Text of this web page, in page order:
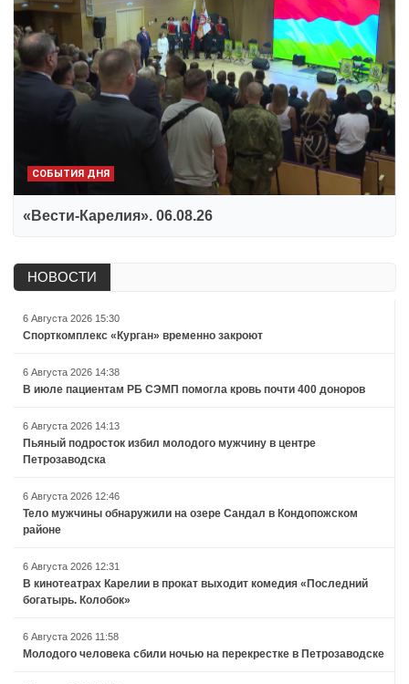
СОБЫТИЯ ДНЯ
«Вести-Карелия». 06.08.26
НОВОСТИ
6 Августа 2026 15:30
Спорткомплекс «Курган» временно закроют
6 Августа 2026 14:38
В июле пациентам РБ СЭМП помогла кровь почти 400 доноров
6 Августа 2026 14:13
Пьяный подросток избил молодого мужчину в центре
Петрозаводска
6 Августа 2026 12:46
Тело мужчины обнаружили на озере Сандал в Кондопожском
районе
6 Августа 2026 12:31
В кинотеатрах Карелии в прокат выходит комедия «Последний
богатырь. Колобок»
6 Августа 2026 11:58
Молодого человека сбили ночью на перекрестке в Петрозаводске